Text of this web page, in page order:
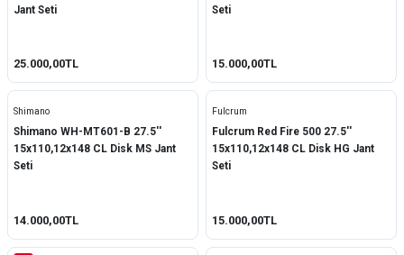
Jant Seti
25.000,00TL
Seti
15.000,00TL
Shimano
Shimano WH-MT601-B 27.5''
15x110,12x148 CL Disk MS Jant
Seti
14.000,00TL
Fulcrum
Fulcrum Red Fire 500 27.5''
15x110,12x148 CL Disk HG Jant
Seti
15.000,00TL